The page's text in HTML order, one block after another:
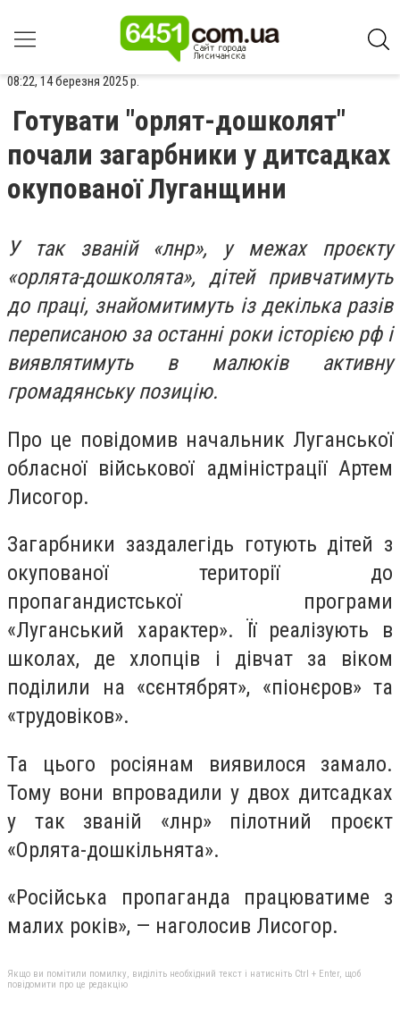
08:22, 14 березня 2025 р.
Готувати "орлят-дошколят"
почали загарбники у дитсадках
окупованої Луганщини
У так званій «лнр», у межах проєкту
«орлята-дошколята», дітей привчатимуть
до праці, знайомитимуть із декілька разів
переписаною за останні роки історією рф і
виявлятимуть в малюків активну
громадянську позицію.
Про це повідомив начальник Луганської
обласної військової адміністрації Артем
Лисогор.
Загарбники заздалегідь готують дітей з
окупованої території до
пропагандистської програми
«Луганський характер». Її реалізують в
школах, де хлопців і дівчат за віком
поділили на «сєнтябрят», «піонєров» та
«трудовіков».
Та цього росіянам виявилося замало.
Тому вони впровадили у двох дитсадках
у так званій «лнр» пілотний проєкт
«Орлята-дошкільнята».
«Російська пропаганда працюватиме з
малих років», — наголосив Лисогор.
Якщо ви помітили помилку, виділіть необхідний текст і натисніть Ctrl + Enter, щоб
повідомити про це редакцію